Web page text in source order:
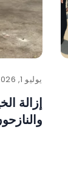
يوليو 1, 2026
إزالة